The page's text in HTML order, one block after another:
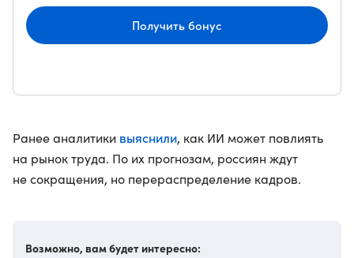
Получить бонус
Ранее аналитики выяснили, как ИИ может повлиять
на рынок труда. По их прогнозам, россиян ждут
не сокращения, но перераспределение кадров.
Возможно, вам будет интересно: